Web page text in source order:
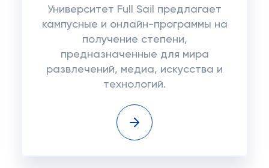
Университет Full Sail предлагает
кампусные и онлайн-программы на
получение степени,
предназначенные для мира
развлечений, медиа, искусства и
технологий.